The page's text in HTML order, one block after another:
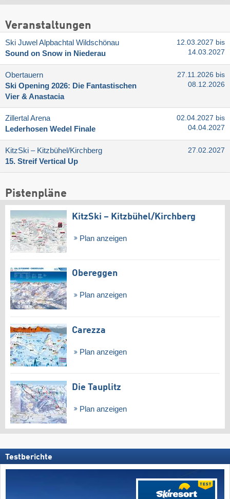
Veranstaltungen
Ski Juwel Alpbachtal Wildschönau
Sound on Snow in Niederau
12.03.2027 bis
14.03.2027
Obertauern
Ski Opening 2026: Die Fantastischen
Vier & Anastacia
27.11.2026 bis
08.12.2026
Zillertal Arena
Lederhosen Wedel Finale
02.04.2027 bis
04.04.2027
KitzSki – Kitzbühel/​Kirchberg
15. Streif Vertical Up
27.02.2027
Pistenpläne
KitzSki – Kitzbühel/​Kirchberg
Plan anzeigen
Obereggen
Plan anzeigen
Carezza
Plan anzeigen
Die Tauplitz
Plan anzeigen
Testberichte